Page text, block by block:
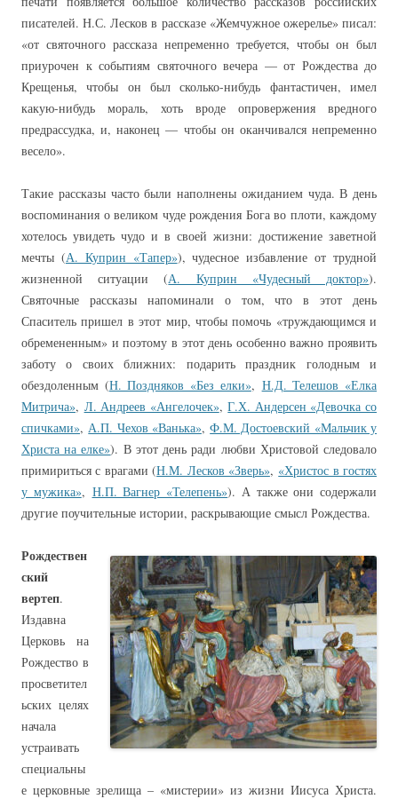
писателей. Н.С. Лесков в рассказе «Жемчужное ожерелье» писал:
«от святочного рассказа непременно требуется, чтобы он был
приурочен к событиям святочного вечера — от Рождества до
Крещенья, чтобы он был сколько-нибудь фантастичен, имел
какую-нибудь мораль, хоть вроде опровержения вредного
предрассудка, и, наконец — чтобы он оканчивался непременно
весело».
Такие рассказы часто были наполнены ожиданием чуда. В день
воспоминания о великом чуде рождения Бога во плоти, каждому
хотелось увидеть чудо и в своей жизни: достижение заветной
мечты (А. Куприн «Тапер»), чудесное избавление от трудной
жизненной ситуации (А. Куприн «Чудесный доктор»).
Святочные рассказы напоминали о том, что в этот день
Спаситель пришел в этот мир, чтобы помочь «труждающимся и
обремененным» и поэтому в этот день особенно важно проявить
заботу о своих ближних: подарить праздник голодным и
обездоленным (Н. Поздняков «Без елки», Н.Д. Телешов «Елка
Митрича», Л. Андреев «Ангелочек»,Г.Х. Андерсен «Девочка со
спичками»,А.П. Чехов «Ванька»,Ф.М. Достоевский «Мальчик у
Христа на елке»). В этот день ради любви Христовой следовало
примириться с врагами (Н.М. Лесков «Зверь», «Христос в гостях
у мужика», Н.П. Вагнер «Телепень»). А также они содержали
другие поучительные истории, раскрывающие смысл Рождества.
Рождествен
ский
вертеп.
Издавна
Церковь на
Рождество в
просветител
ьских целях
начала
устраивать
специальны
е церковные зрелища – «мистерии» из жизни Иисуса Христа.